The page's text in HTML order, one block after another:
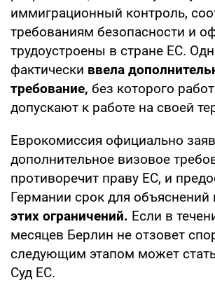
иммиграционный контроль,
требованиям безопасности и
трудоустроены в стране ЕС.
фактически ввела
требование, без которого
допускают к работе на своей
Еврокомиссия официально
дополнительное визовое
противоречит праву ЕС, и
Германии срок для объяснений
этих ограничений. Если в
месяцев Берлин не отзовет
следующим этапом может
Суд ЕС.